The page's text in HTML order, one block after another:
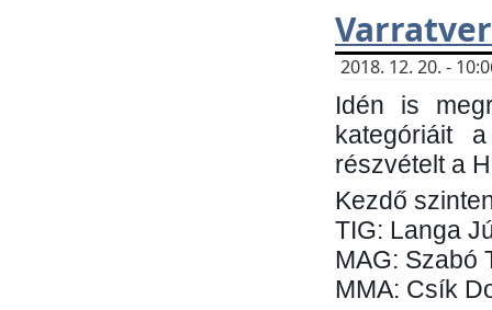
2018. 12. 20. -
Idén is
kategóriáit
részvételt a
Kezdő
TIG: Langa
MAG: Szabó
MMA: Csík